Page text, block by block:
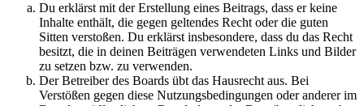
Du erklärst mit der Erstellung eines Beitrags, dass er keine
Inhalte enthält, die gegen geltendes Recht oder die guten
Sitten verstoßen. Du erklärst insbesondere, dass du das Recht
besitzt, die in deinen Beiträgen verwendeten Links und Bilder
zu setzen bzw. zu verwenden.
Der Betreiber des Boards übt das Hausrecht aus. Bei
Verstößen gegen diese Nutzungsbedingungen oder anderer im